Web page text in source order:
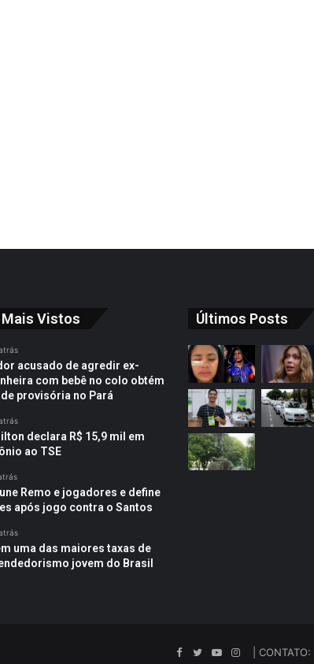
Vistos
acusado de agredir ex-
com bebê no colo obtém
provisória no Pará
declara R$ 15,9 mil em
ao TSE
Remo e jogadores e define
após jogo contra o Santos
uma das maiores taxas de
jovem do Brasil
Últimos Posts
| CONTATO:
FacebookTwitterYouTube
Instagram